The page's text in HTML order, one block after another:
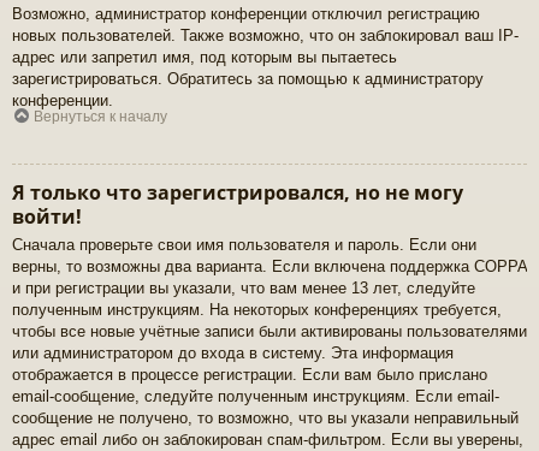
Возможно, администратор конференции отключил регистрацию
новых пользователей. Также возможно, что он заблокировал ваш IP-
адрес или запретил имя, под которым вы пытаетесь
зарегистрироваться. Обратитесь за помощью к администратору
конференции.
Вернуться к началу
Я только что зарегистрировался, но не могу
войти!
Сначала проверьте свои имя пользователя и пароль. Если они
верны, то возможны два варианта. Если включена поддержка COPPA
и при регистрации вы указали, что вам менее 13 лет, следуйте
полученным инструкциям. На некоторых конференциях требуется,
чтобы все новые учётные записи были активированы пользователями
или администратором до входа в систему. Эта информация
отображается в процессе регистрации. Если вам было прислано
email-сообщение, следуйте полученным инструкциям. Если email-
сообщение не получено, то возможно, что вы указали неправильный
адрес email либо он заблокирован спам-фильтром. Если вы уверены,